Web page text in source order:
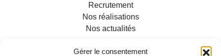
Gérer le consentement
Recrutement
Nos réalisations
Nos actualités